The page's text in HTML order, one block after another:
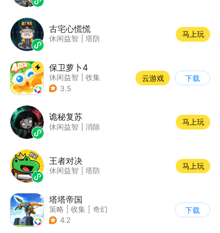
古宅心慌慌
休闲益智 塔防
马上玩
保卫萝卜4
休闲益智
收集
| 保卫萝卜
3.5
云游戏 下载
诡秘复苏
休闲益智 消除
马上玩
王者对决
休闲益智 塔防
马上玩
塔塔帝国
策略 收集
奇幻
| 卡通
4.2
下载